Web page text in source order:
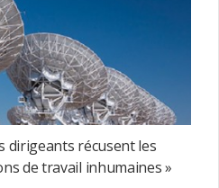
dirigeants récusent les
de travail inhumaines »